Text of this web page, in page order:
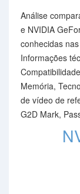
Análise
e NVIDIA
conhecidas
Informações
Memória,
de vídeo de
G2D Mark,